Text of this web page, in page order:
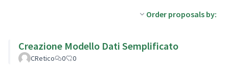
Order proposals by:
Creazione Modello Dati Semplificato
CRetico 0 0